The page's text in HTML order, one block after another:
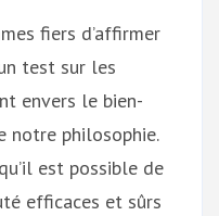
fiers d’affirmer
test sur les
envers le bien-
notre philosophie.
est possible de
efficaces et sûrs